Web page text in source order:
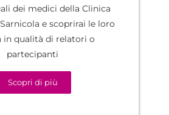
dei medici della Clinica
e scoprirai le loro
qualità di relatori o
partecipanti
Scopri di più